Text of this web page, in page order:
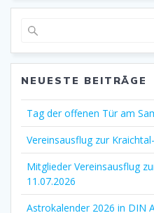
NEUESTE BEITRÄGE
Tag der offenen Tür am
Vereinsausflug zur
Mitglieder Vereinsausflug
11.07.2026
Astrokalender 2026 in DIN